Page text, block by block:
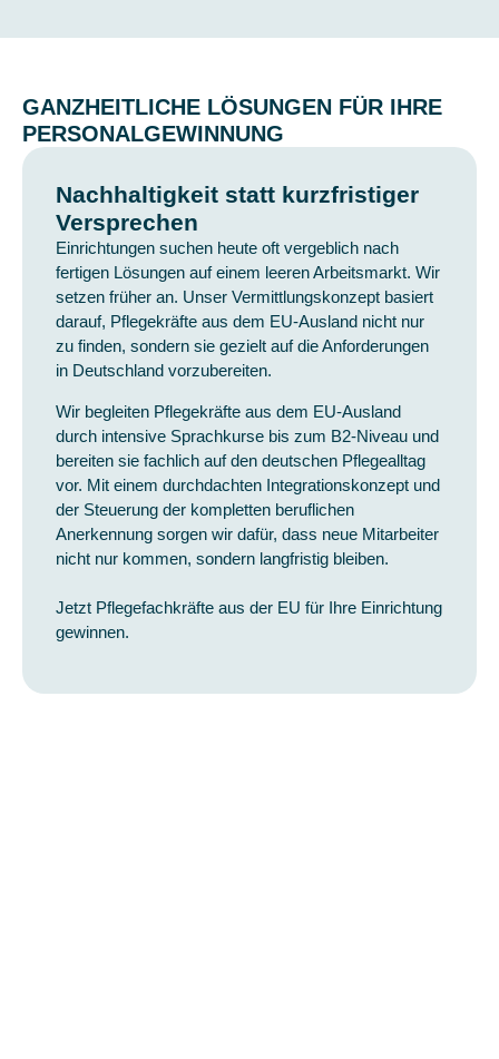
GANZHEITLICHE LÖSUNGEN FÜR IHRE
PERSONALGEWINNUNG
Nachhaltigkeit statt kurzfristiger
Versprechen
Einrichtungen suchen heute oft vergeblich nach
fertigen Lösungen auf einem leeren Arbeitsmarkt. Wir
setzen früher an. Unser Vermittlungskonzept basiert
darauf, Pflegekräfte aus dem EU-Ausland nicht nur
zu finden, sondern sie gezielt auf die Anforderungen
in Deutschland vorzubereiten.
Wir begleiten Pflegekräfte aus dem EU-Ausland
durch intensive Sprachkurse bis zum B2-Niveau und
bereiten sie fachlich auf den deutschen Pflegealltag
vor. Mit einem durchdachten Integrationskonzept und
der Steuerung der kompletten beruflichen
Anerkennung sorgen wir dafür, dass neue Mitarbeiter
nicht nur kommen, sondern langfristig bleiben.
Jetzt Pflegefachkräfte aus der EU für Ihre Einrichtung
gewinnen.